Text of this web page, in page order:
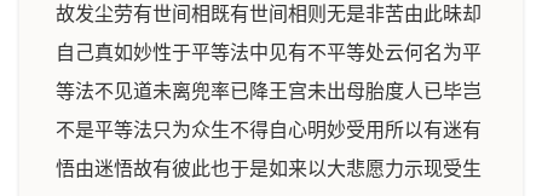
故发尘劳有世间相既有世间相则无是非苦由此昧却
自己真如妙性于平等法中见有不平等处云何名为平
等法不见道未离兜率已降王宫未出母胎度人已毕岂
不是平等法只为众生不得自心明妙受用所以有迷有
悟由迷悟故有彼此也于是如来以大悲愿力示现受生